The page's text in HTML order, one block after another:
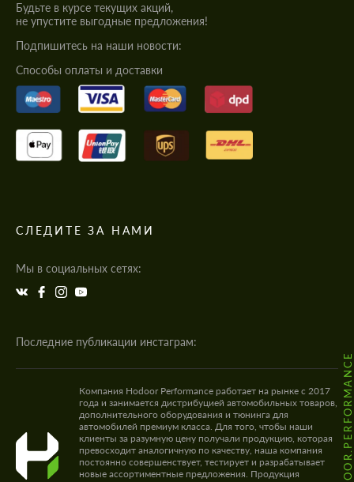
Будьте в курсе текущих акций,
не упустите выгодные предложения!
Подпишитесь на наши новости:
Cпособы оплаты и доставки
СЛЕДИТЕ ЗА НАМИ
Мы в социальных сетях:
Последние публикации инстаграм:
@HODOOR.PERFORMANCE
Компания Hodoor Performance работает на рынке с 2017
года и занимается дистрибуцией автомобильных товаров,
дополнительного оборудования и тюнинга для
автомобилей премиум класса. Для того, чтобы наши
клиенты за разумную цену получали продукцию, которая
превосходит аналогичную по качеству, наша компания
постоянно совершенствует, тестирует и разрабатывает
новые ассортиментные предложения. Продукция